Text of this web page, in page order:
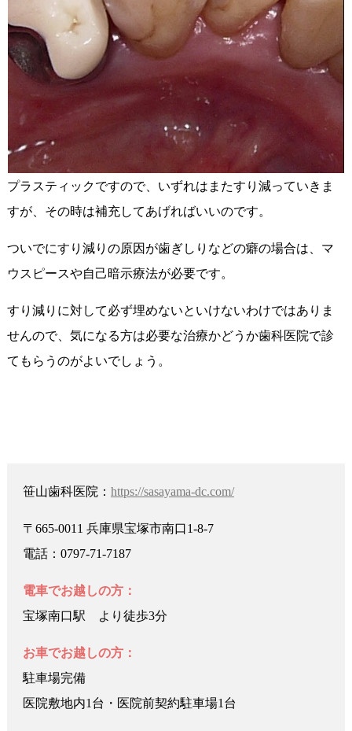
プラスティックですので、いずれはまたすり減っていきま
すが、その時は補充してあげればいいのです。
ついでにすり減りの原因が歯ぎしりなどの癖の場合は、マ
ウスピースや自己暗示療法が必要です。
すり減りに対して必ず埋めないといけないわけではありま
せんので、気になる方は必要な治療かどうか歯科医院で診
てもらうのがよいでしょう。
笹山歯科医院： https://sasayama-dc.com/
〒665-0011 兵庫県宝塚市南口1-8-7
電話：0797-71-7187
電車でお越しの方：
宝塚南口駅 より徒歩3分
お車でお越しの方：
駐車場完備
医院敷地内1台・医院前契約駐車場1台